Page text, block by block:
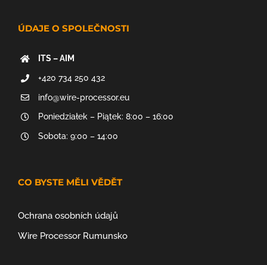
ÚDAJE O SPOLEČNOSTI
ITS – AIM
+420 734 250 432
info@wire-processor.eu
Poniedziałek – Piątek: 8:00 – 16:00
Sobota: 9:00 – 14:00
CO BYSTE MĚLI VĚDĚT
Ochrana osobních údajů
Wire Processor Rumunsko